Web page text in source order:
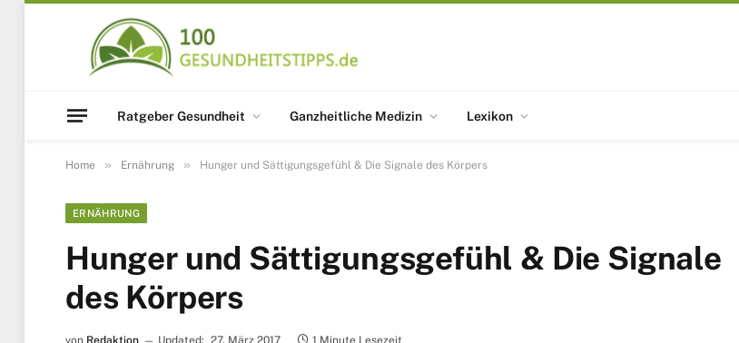
Ratgeber Gesundheit Ganzheitliche Medizin Lexikon
Home » Ernährung » Hunger und Sättigungsgefühl & Die Signale des Körpers
ERNÄHRUNG
Hunger und Sättigungsgefühl & Die Signale
des Körpers
von Redaktion Updated: 27. März 2017 1 Minute Lesezeit